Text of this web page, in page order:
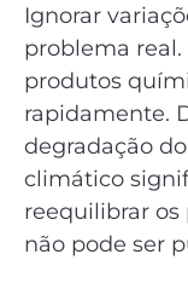
Ignorar
problema
produtos
rapidamente.
degradação
climático
reequilibrar
não pode ser